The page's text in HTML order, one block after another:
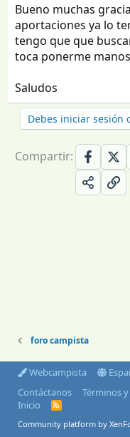
Bueno muchas
aportaciones ya lo
tengo que que
toca ponerme
Saludos
Debes iniciar
Compartir:
foro campista
Webcampista
Contáctanos
Términos
Inicio
R
S
Community platform by